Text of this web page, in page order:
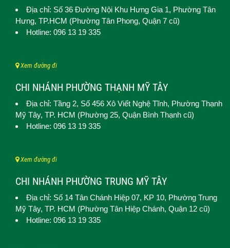
Địa chỉ: Số 36 Đường Nội Khu Hưng Gia 1, Phường Tân
Hưng, TP.HCM (Phường Tân Phong, Quận 7 cũ)
Hotline: 096 13 19 335
Xem đường đi
CHI NHÁNH PHƯỜNG THẠNH MỸ TÂY
Địa chỉ: Tầng 2, Số 456 Xô Viết Nghệ Tĩnh, Phường Thạnh
Mỹ Tây, TP. HCM (Phường 25, Quận Bình Thạnh cũ)
Hotline: 096 13 19 335
Xem đường đi
CHI NHÁNH PHƯỜNG TRUNG MỸ TÂY
Địa chỉ: Số 14 Tân Chánh Hiệp 07, KP 10, Phường Trung
Mỹ Tây, TP. HCM (Phường Tân Hiệp Chánh, Quận 12 cũ)
Hotline: 096 13 19 335